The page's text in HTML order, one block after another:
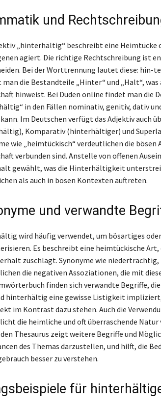
und
„hinterhältig“ beschreibt eine Heimtücke
agiert. Die richtige Rechtschreibung ist
Bei der Worttrennung lautet diese: hin-
die Bestandteile „Hinter“ und „Halt“,
hinweist. Bei Duden online findet man die
in den Fällen nominativ, genitiv, dativ
Im Deutschen verfügt das Adjektiv auch
Komparativ (hinterhältiger) und
wie „heimtückisch“ verdeutlichen die
verbunden sind. Anstelle von offenen
gewählt, was die Hinterhältigkeit
als auch in bösen Kontexten auftreten.
und verwandte
wird häufig verwendet, um bösartiges
Es beschreibt eine heimtückische
zuschlägt. Synonyme wie
die negativen Assoziationen, die mit
finden sich verwandte Begriffe,
hinterhältig eine gewisse Listigkeit
im Kontrast dazu stehen. Auch die
die heimliche und oft überraschende
Thesaurus zeigt weitere Begriffe und
des Themas darzustellen, und hilft, die
besser zu verstehen.
für